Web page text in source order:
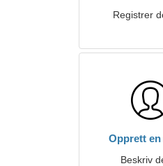
Registrer
Opprett
Beskriv